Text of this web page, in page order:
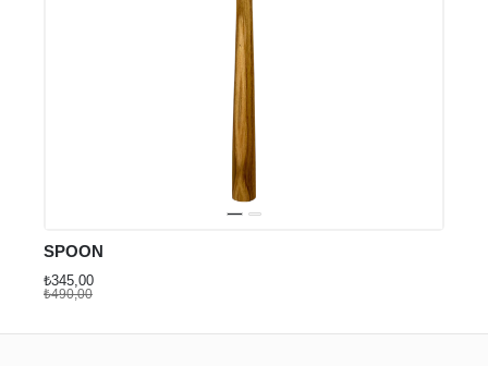
SPOON
₺345,00
₺490,00